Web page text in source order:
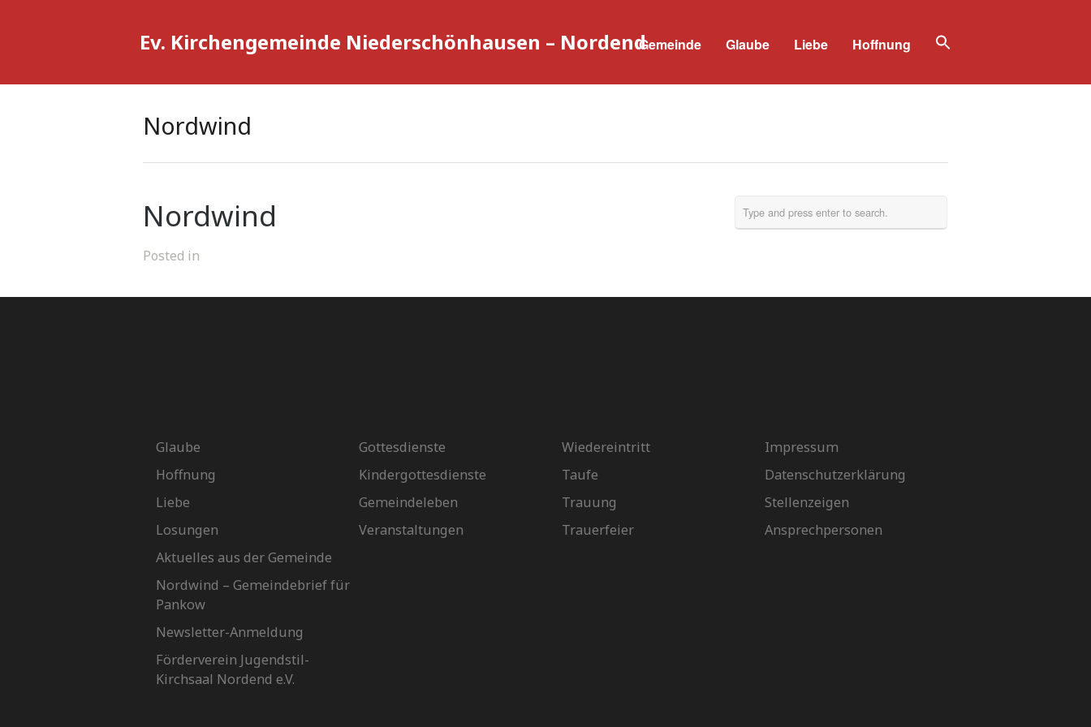
Ev. Kirchengemeinde Niederschönhausen – NordendGemeinde Glaube Liebe Hoffnung
Nordwind
Nordwind
Posted in
Glaube
Hoffnung
Liebe
Losungen
Aktuelles aus der Gemeinde
Nordwind – Gemeindebrief für
Pankow
Newsletter-Anmeldung
Förderverein Jugendstil-
Kirchsaal Nordend e.V.
Gottesdienste
Kindergottesdienste
Gemeindeleben
Veranstaltungen
Wiedereintritt
Taufe
Trauung
Trauerfeier
Impressum
Datenschutzerklärung
Stellenzeigen
Ansprechpersonen